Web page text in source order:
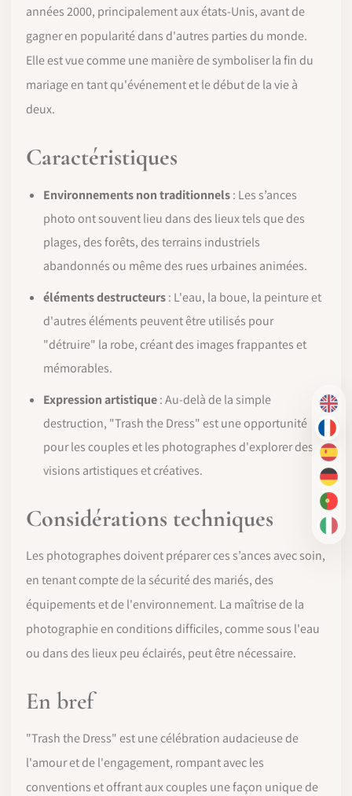
EN
FR
ES
DE
PT-
IT
années 2000, principalement aux états-Unis, avant de
gagner en popularité dans d'autres parties du monde.
Elle est vue comme une manière de symboliser la fin du
mariage en tant qu'événement et le début de la vie à
deux.
Caractéristiques
Environnements non traditionnels: Les s’ances
photo ont souvent lieu dans des lieux tels que des
plages, des forêts, des terrains industriels
abandonnés ou même des rues urbaines animées.
éléments destructeurs: L'eau, la boue, la peinture et
d'autres éléments peuvent être utilisés pour
"détruire" la robe, créant des images frappantes et
mémorables.
Expression artistique: Au-delà de la simple
destruction, "Trash the Dress" est une opportunité
pour les couples et les photographes d'explorer des
visions artistiques et créatives.
Considérations techniques
Les photographes doivent préparer ces s’ances avec soin,
en tenant compte de la sécurité des mariés, des
équipements et de l'environnement. La maîtrise de la
photographie en conditions difficiles, comme sous l'eau
ou dans des lieux peu éclairés, peut être nécessaire.
En bref
"Trash the Dress" est une célébration audacieuse de
l'amour et de l'engagement, rompant avec les
conventions et offrant aux couples une façon unique de